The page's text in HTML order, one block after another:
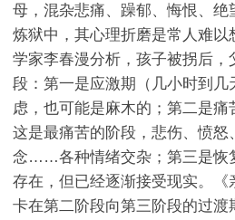
母，混杂悲痛、躁郁、悔恨、绝
炼狱中，其心理折磨是常人难以
学家李春漫分析，孩子被拐后，
段：第一是应激期（几小时到几
虑，也可能是麻木的；第二是痛
这是最痛苦的阶段，悲伤、愤怒
念……各种情绪交杂；第三是恢
存在，但已经逐渐接受现实。《
卡在第二阶段向第三阶段的过渡